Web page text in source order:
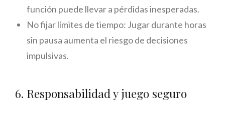
función puede llevar a pérdidas inesperadas.
No fijar límites de tiempo: Jugar durante horas
sin pausa aumenta el riesgo de decisiones
impulsivas.
6. Responsabilidad y juego seguro